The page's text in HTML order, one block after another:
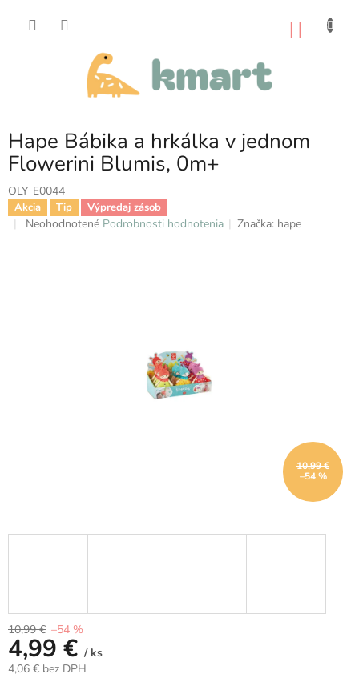
Hape Bábika a hrkálka v jednom
Flowerini Blumis, 0m+
OLY_E0044
Akcia Tip Výpredaj zásob
Priemerné
Neohodnotené Podrobnosti hodnotenia Značka: hape
10,99 €
–54 %
10,99 € –54 %
4,99 € / ks
4,06 € bez DPH